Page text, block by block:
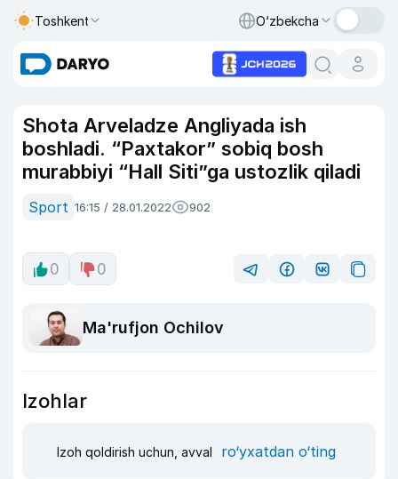
Toshkent O‘zbekcha
Shota Arveladze Angliyada ish
boshladi. “Paxtakor” sobiq bosh
murabbiyi “Hall Siti”ga ustozlik qiladi
Sport 16:15 / 28.01.2022 902
0 0
Ma'rufjon Ochilov
Izohlar
Izoh qoldirish uchun, avval ro‘yxatdan o‘ting